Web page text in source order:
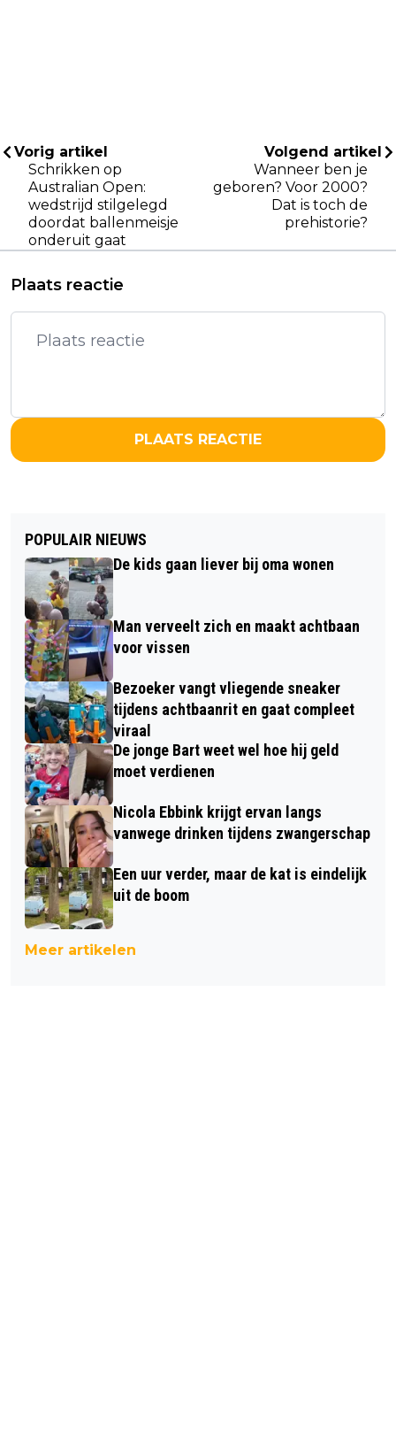
Vorig artikel
Schrikken op
Australian Open:
wedstrijd stilgelegd
doordat ballenmeisje
onderuit gaat
Volgend artikel
Wanneer ben je
geboren? Voor 2000?
Dat is toch de
prehistorie?
Plaats reactie
PLAATS REACTIE
POPULAIR NIEUWS
De kids gaan liever bij oma wonen
Man verveelt zich en maakt achtbaan
voor vissen
Bezoeker vangt vliegende sneaker
tijdens achtbaanrit en gaat compleet
viraal
De jonge Bart weet wel hoe hij geld
moet verdienen
Nicola Ebbink krijgt ervan langs
vanwege drinken tijdens zwangerschap
Een uur verder, maar de kat is eindelijk
uit de boom
Meer artikelen